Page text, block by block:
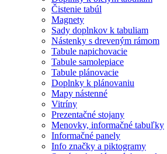
Čistenie tabúl
Magnety
Sady doplnkov k tabuliam
Nástenky s dreveným rámom
Tabule napichovacie
Tabule samolepiace
Tabule plánovacie
Doplnky k plánovaniu
Mapy nástenné
Vitríny
Prezentačné stojany
Menovky, informačné tabuľky
Informačné panely
Info značky a piktogramy